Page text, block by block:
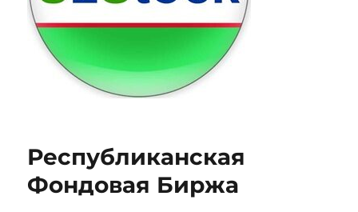
Республиканская
Фондовая Биржа